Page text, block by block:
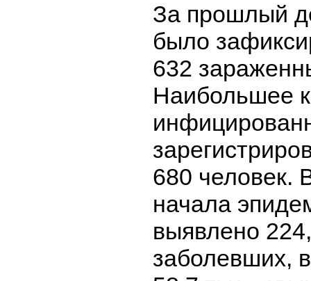
За прошлый
было
632
Наибольшее
680 человек.
начала
выявлено
заболевших,